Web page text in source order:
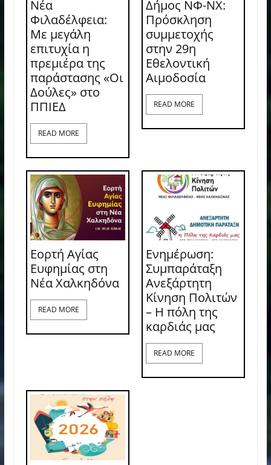
Νέα
Φιλαδέλφεια:
Με μεγάλη
επιτυχία η
πρεμιέρα της
παράστασης «Οι
Δούλες» στο
ΠΠΙΕΔ
READ MORE
Δήμος ΝΦ-ΝΧ:
Πρόσκληση
συμμετοχής
στην 29η
Εθελοντική
Αιμοδοσία
READ MORE
Εορτή Αγίας
Ευφημίας στη
Νέα Χαλκηδόνα
READ MORE
Ενημέρωση:
Συμπαράταξη
Ανεξάρτητη
Κίνηση Πολιτών
– Η πόλη της
καρδιάς μας
READ MORE